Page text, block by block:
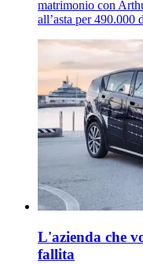
matrimonio con
all’asta per 490.000
L'azienda che
fallita